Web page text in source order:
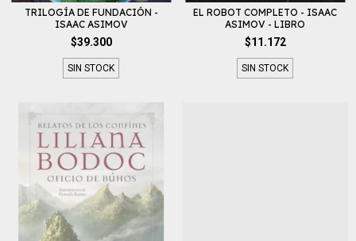
TRILOGÍA DE FUNDACIÓN -
ISAAC ASIMOV
$39.300
SIN STOCK
EL ROBOT COMPLETO - ISAAC
ASIMOV - LIBRO
$11.172
SIN STOCK